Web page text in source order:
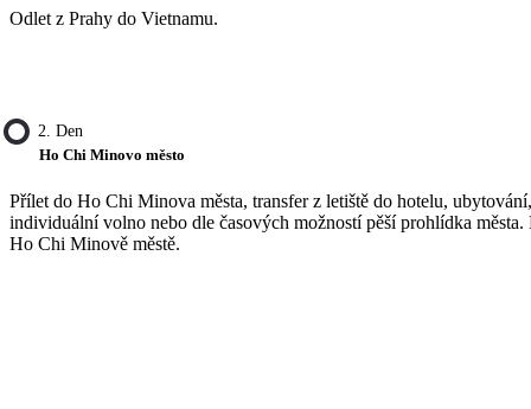
Odlet z Prahy do Vietnamu.
2. Den
Ho Chi Minovo město
Přílet do Ho Chi Minova města, transfer z letiště do hotelu, ubytování,
individuální volno nebo dle časových možností pěší prohlídka města.
Ho Chi Minově městě.